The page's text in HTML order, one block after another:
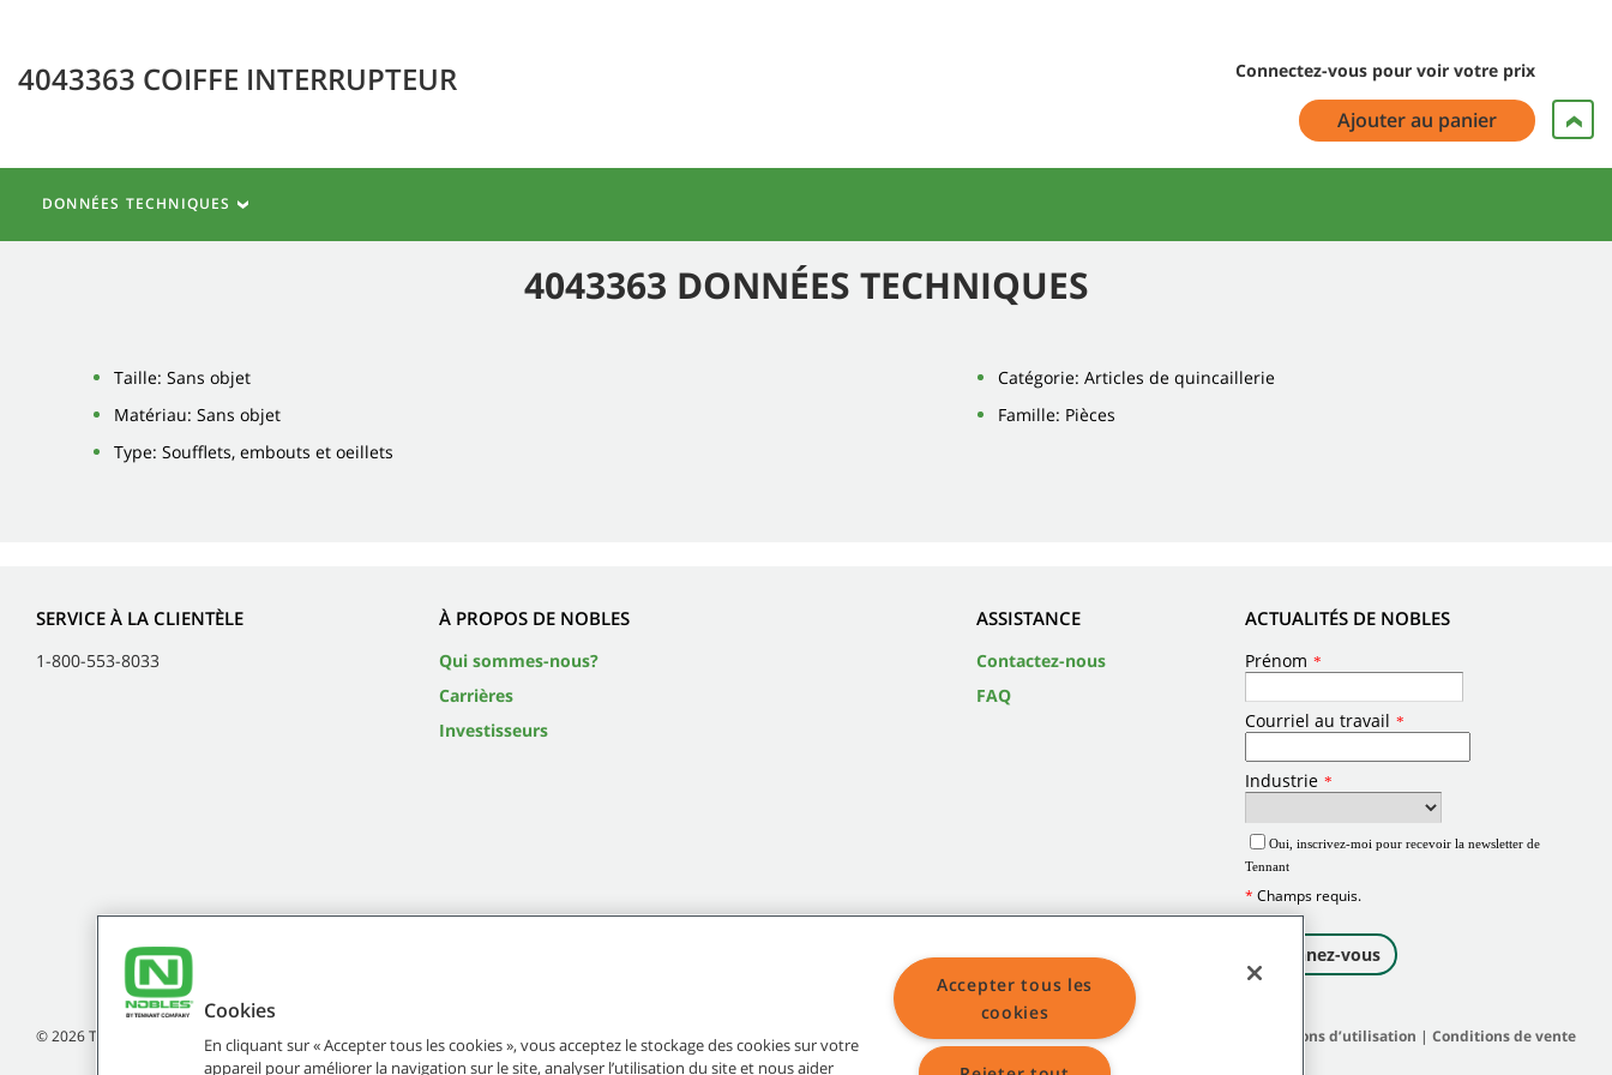
4043363 COIFFE INTERRUPTEUR Connectez-vous pour voir votre prix
Ajouter au panier
DONNÉES TECHNIQUES
4043363 DONNÉES TECHNIQUES
Taille: Sans objet
Matériau: Sans objet
Type: Soufflets, embouts et oeillets
Catégorie: Articles de quincaillerie
Famille: Pièces
SERVICE À LA CLIENTÈLE
1-800-553-8033
À PROPOS DE NOBLES
Qui sommes-nous?
Carrières
Investisseurs
ASSISTANCE
Contactez-nous
FAQ
ACTUALITÉS DE NOBLES
©2026Tennant Company. Tous droits réservés. Plan du site|Politiques générales Conditions d’utilisation | Conditions de vente
Cookies
En cliquant sur « Accepter tous les cookies », vous acceptez le stockage des cookies sur votre
appareil pour améliorer la navigation sur le site, analyser l’utilisation du site et nous aider
Accepter tous les
cookies